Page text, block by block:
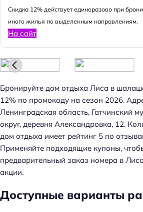
Cкидка 12% действует единоразово при
иного жилья по выделенным направлениям.
На сайт
Бронируйте дом отдыха Лиса в
12% по промокоду на сезон 2026.
Ленинградская область, Гатчинский
округ, деревня Александровка, 12.
дом отдыха имеет рейтинг 5 по
Применяйте подходящие купоны,
предварительный заказ номера в
акции.
Доступные варианты
а